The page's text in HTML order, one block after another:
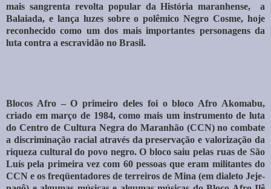
mais sangrenta revolta popular da História maranhense, a
Balaiada, e lança luzes sobre o polêmico Negro Cosme, hoje
reconhecido como um dos mais importantes personagens da
luta contra a escravidão no Brasil.
Blocos Afro – O primeiro deles foi o bloco Afro Akomabu,
criado em março de 1984, como mais um instrumento de luta
do Centro de Cultura Negra do Maranhão (CCN) no combate
a discriminação racial através da preservação e valorização da
riqueza cultural do povo negro. O bloco saiu pelas ruas de São
Luís pela primeira vez com 60 pessoas que eram militantes do
CCN e os freqüentadores de terreiros de Mina (em dialeto Jeje-